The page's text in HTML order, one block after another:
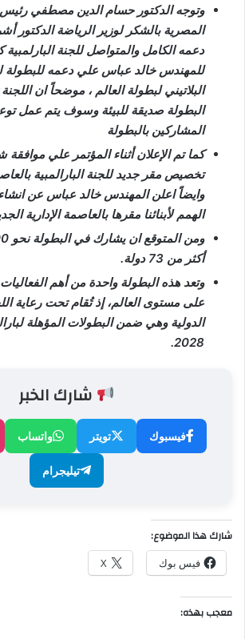
وتوجه الدكتور حسام الدين مصطفي رئيس
المصرية بالشكر لوزير الرياضة
دعمه الكامل والمتواصل للجنة البارلمبية
للمهندس خالد عباس علي دعمه للبطولة
البلاتيني لبطولة العالم ، موضحاً ان
البطولة صديقة للبيئة وسوف يتم عمل
المشاركين بالبطولة
كما تم الإعلان أثناء المؤتمر علي
تخصيص مقر جديد للجنة البارالمبية
وايضاً اعلن المهندس خالد عباس عن
الهمم لأبنائنا مقرها بالعاصمة الإدارية
أكثر من 73 دولة.
وتعد هذه البطولة واحدة من أهم الفعاليات
على مستوى العالم، إذ تُقام تحت رعاية
الدولية وهي ضمن البطولات المؤهلة
2028.
شارك الخبر
فيسبوك تويتر واتساب
تيليجرام
شارك هذا الموضوع:
فيس بوك X
معجب بهذه: